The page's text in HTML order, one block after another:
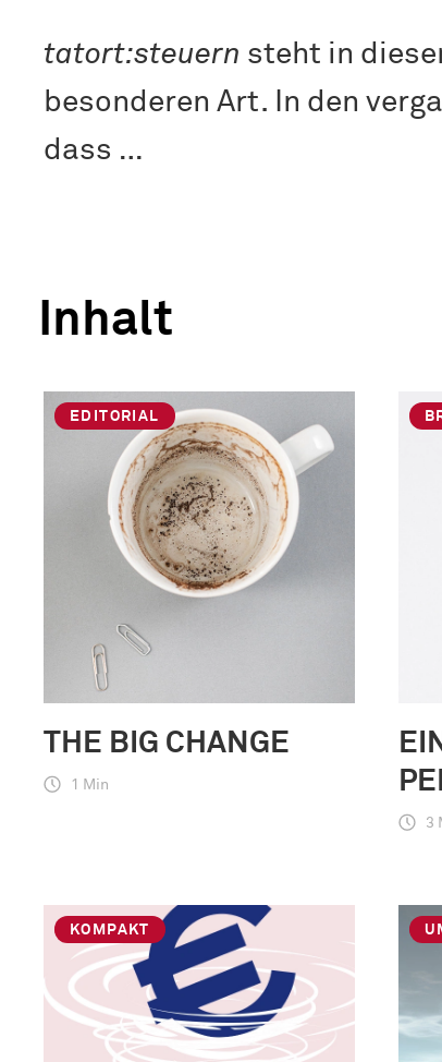
tatort:steuern steht in
besonderen Art. In den
dass …
Inhalt
EDITORIAL
THE BIG CHANGE
1 Min
3
KOMPAKT